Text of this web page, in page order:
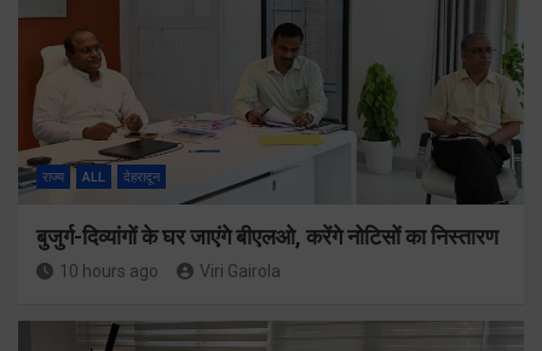
राज्य ALL देहरादून
बुजुर्ग-दिव्यांगों के घर जाएंगे बीएलओ, करेंगे नोटिसों का निस्तारण
10 hours ago Viri Gairola